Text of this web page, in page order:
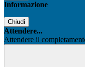
Informazione
Chiudi
Attendere...
Attendere il